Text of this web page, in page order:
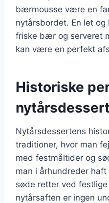
bærmousse være en
nytårsbordet. En let
friske bær og serveret
kan være en perfekt
Historiske
Nytårsdessertens
traditioner, hvor man
med festmåltider og
man i århundreder
søde retter ved
nytårsaften er ingen